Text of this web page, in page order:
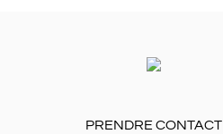
PRENDRE CONTACT